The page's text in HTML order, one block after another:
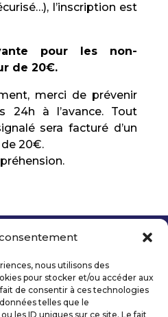
nous utilisons des
pour stocker et/ou accéder aux
de consentir à ces technologies
telles que le
les ID uniques sur ce site. Le fait
l’inscription est
pour les non-
de 20€.
merci de prévenir
24h à l’avance. Tout
sera facturé d’un
20€.
numérique